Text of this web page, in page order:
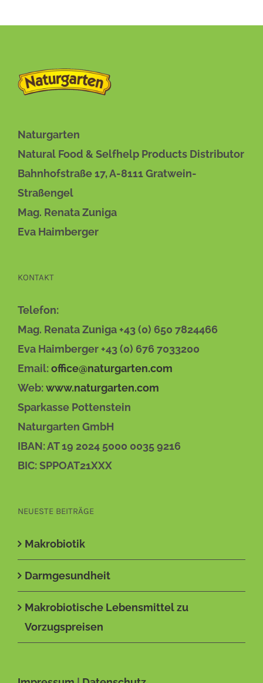
BESCHREIBUNG
DIE
OPTIONEN
KÖNNEN
Naturgarten
Natural Food & Selfhelp Products Distributor
Bahnhofstraße 17, A-8111 Gratwein-
Straßengel
Mag. Renata Zuniga
Eva Haimberger
KONTAKT
Telefon:
Mag. Renata Zuniga +43 (0) 650 7824466
Eva Haimberger +43 (0) 676 7033200
Email:office@naturgarten.com
Web:www.naturgarten.com
Sparkasse Pottenstein
Naturgarten GmbH
IBAN: AT 19 2024 5000 0035 9216
BIC: SPPOAT21XXX
NEUESTE BEITRÄGE
Makrobiotik
Darmgesundheit
Makrobiotische Lebensmittel zu
Vorzugspreisen